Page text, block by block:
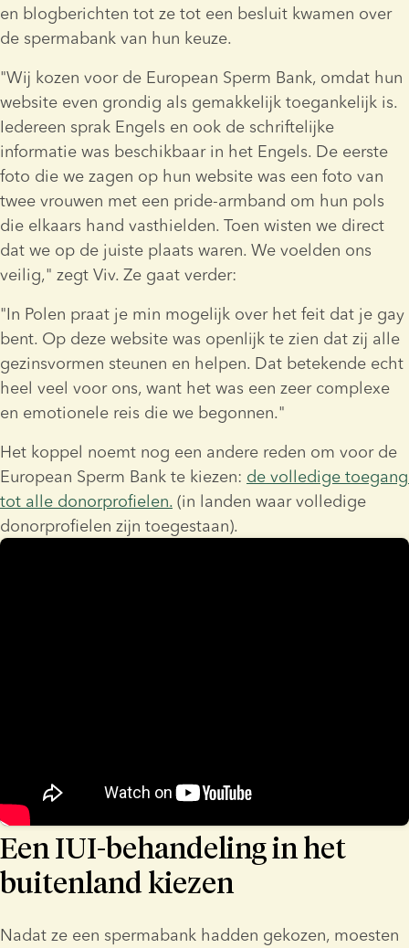
en blogberichten tot ze tot een besluit kwamen over
de spermabank van hun keuze.
"Wij kozen voor de European Sperm Bank, omdat hun
website even grondig als gemakkelijk toegankelijk is.
Iedereen sprak Engels en ook de schriftelijke
informatie was beschikbaar in het Engels. De eerste
foto die we zagen op hun website was een foto van
twee vrouwen met een pride-armband om hun pols
die elkaars hand vasthielden. Toen wisten we direct
dat we op de juiste plaats waren. We voelden ons
veilig," zegt Viv. Ze gaat verder:
"In Polen praat je min mogelijk over het feit dat je gay
bent. Op deze website was openlijk te zien dat zij alle
gezinsvormen steunen en helpen. Dat betekende echt
heel veel voor ons, want het was een zeer complexe
en emotionele reis die we begonnen."
Het koppel noemt nog een andere reden om voor de
European Sperm Bank te kiezen: de volledige toegang
tot alle donorprofielen. (in landen waar volledige
donorprofielen zijn toegestaan).
Een IUI-behandeling in het
buitenland kiezen
Nadat ze een spermabank hadden gekozen, moesten